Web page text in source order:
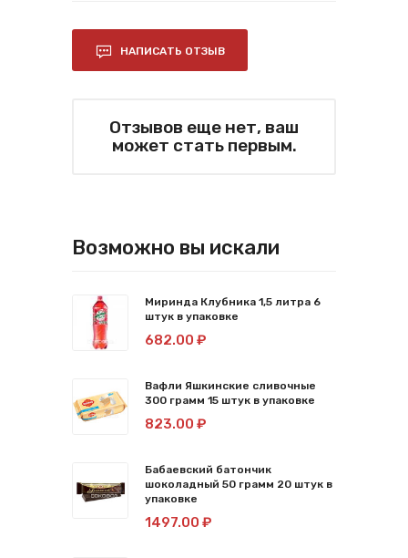
НАПИСАТЬ ОТЗЫВ
Отзывов еще нет, ваш
может стать первым.
Возможно вы искали
Миринда Клубника 1,5 литра 6
штук в упаковке
682.00 ₽
Вафли Яшкинские сливочные
300 грамм 15 штук в упаковке
823.00 ₽
Бабаевский батончик
шоколадный 50 грамм 20 штук в
упаковке
1497.00 ₽